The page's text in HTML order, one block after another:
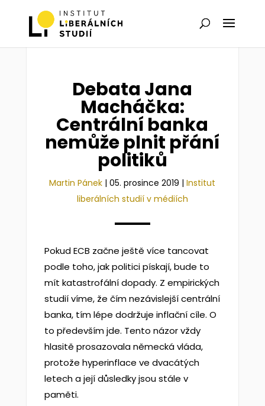
Debata Jana
Macháčka:
Centrální banka
nemůže plnit přání
politiků
Martin Pánek |05. prosince 2019 |Institut
liberálních studií v médiích
Pokud ECB začne ještě více tancovat
podle toho, jak politici pískají, bude to
mít katastrofální dopady. Z empirických
studií víme, že čím nezávislejší centrální
banka, tím lépe dodržuje inflační cíle. O
to především jde. Tento názor vždy
hlasitě prosazovala německá vláda,
protože hyperinflace ve dvacátých
letech a její důsledky jsou stále v
paměti.